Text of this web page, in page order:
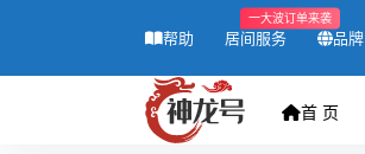
帮助 居间服务
一大波订单来袭
品牌
首 页